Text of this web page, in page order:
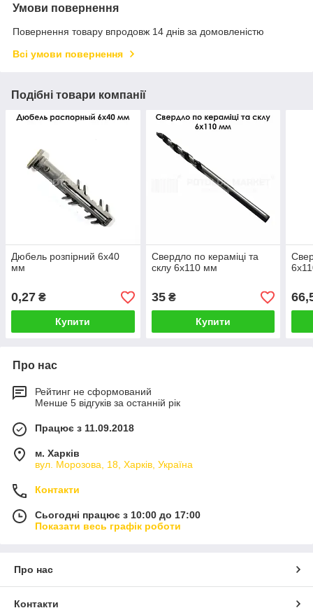
Умови повернення
Повернення товару впродовж 14 днів за домовленістю
Всі умови повернення
Подібні товари компанії
Дюбель розпірний 6х40
мм
0,27 ₴
Купити
Свердло по кераміці та
склу 6х110 мм
35₴
Купити
Про нас
Рейтинг не сформований
Менше 5 відгуків за останній рік
Працює з 11.09.2018
м. Харків
вул. Морозова, 18, Харків, Україна
Контакти
Сьогодні працює з 10:00 до 17:00
Показати весь графік роботи
Про нас
Контакти